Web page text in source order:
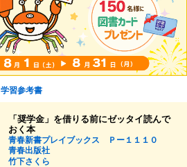
学習参考書
「奨学金」を借りる前にゼッタイ読んで
おく本
青春新書プレイブックス Ｐー１１１０
青春出版社
竹下さくら